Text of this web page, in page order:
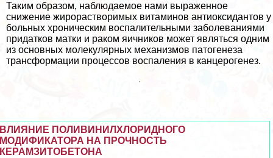
Таким образом, наблюдаемое нами выраженное
снижение жирорастворимых витаминов антиоксидантов у
больных хроническим воспалительными заболеваниями
придатков матки и paком яичников может являться одним
из основных молекулярных механизмов патогенеза
трaнcформации процессов воспаления в канцерогенез.
ВЛИЯНИЕ ПОЛИВИНИЛХЛОРИДНОГО
МОДИФИКАТОРА НА ПРОЧНОСТЬ
КЕРАМЗИТОБЕТОНА